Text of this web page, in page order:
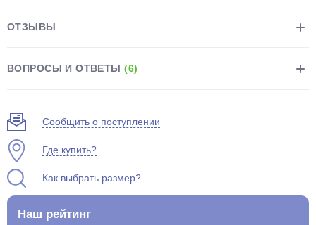
ОТЗЫВЫ
ВОПРОСЫ И ОТВЕТЫ(6)
Сообщить о поступлении
Где купить?
Как выбрать размер?
Наш рейтинг